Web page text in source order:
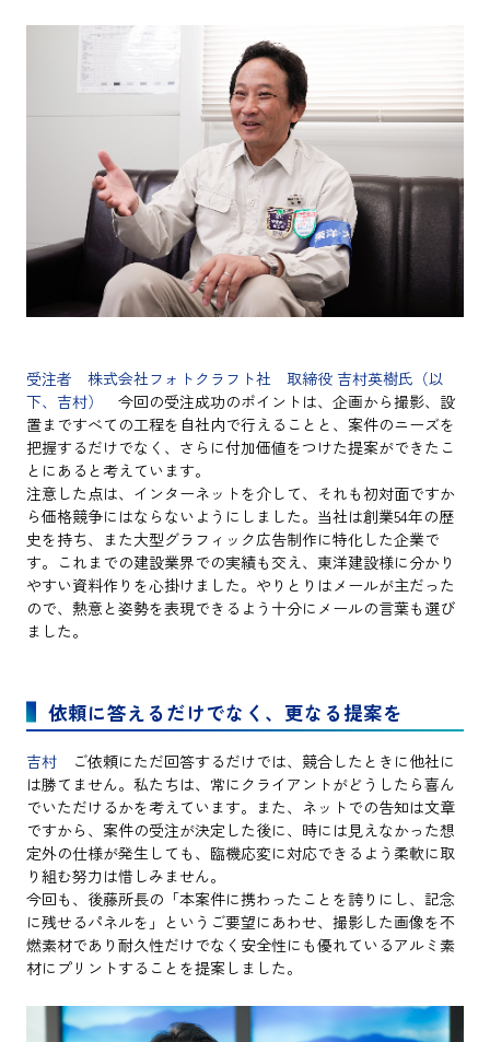
受注者 株式会社フォトクラフト社 取締役 吉村英樹氏（以
下、吉村）
今回の受注成功のポイントは、企画から撮影、設
置まですべての工程を自社内で行えることと、案件のニーズを
把握するだけでなく、さらに付加価値をつけた提案ができたこ
とにあると考えています。
注意した点は、インターネットを介して、それも初対面ですか
ら価格競争にはならないようにしました。当社は創業54年の歴
史を持ち、また大型グラフィック広告制作に特化した企業で
す。これまでの建設業界での実績も交え、東洋建設様に分かり
やすい資料作りを心掛けました。やりとりはメールが主だった
ので、熱意と姿勢を表現できるよう十分にメールの言葉も選び
ました。
依頼に答えるだけでなく、更なる提案を
吉村
ご依頼にただ回答するだけでは、競合したときに他社に
は勝てません。私たちは、常にクライアントがどうしたら喜ん
でいただけるかを考えています。また、ネットでの告知は文章
ですから、案件の受注が決定した後に、時には見えなかった想
定外の仕様が発生しても、臨機応変に対応できるよう柔軟に取
り組む努力は惜しみません。
今回も、後藤所長の「本案件に携わったことを誇りにし、記念
に残せるパネルを」というご要望にあわせ、撮影した画像を不
燃素材であり耐久性だけでなく安全性にも優れているアルミ素
材にプリントすることを提案しました。